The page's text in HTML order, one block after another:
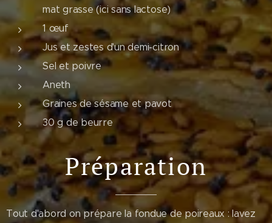
mat grasse (ici sans lactose)
1 œuf
Jus et zestes d'un demi-citron
Sel et poivre
Aneth
Graines de sésame et pavot
30 g de beurre
Préparation
Tout d'abord on prépare la fondue de poireaux : lavez